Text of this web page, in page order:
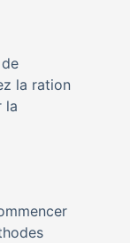
la ration
la